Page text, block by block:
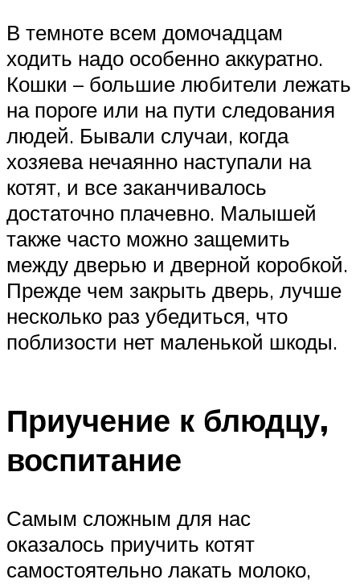
В темноте всем домочадцам
ходить надо особенно аккуратно.
Кошки – большие любители лежать
на пороге или на пути следования
людей. Бывали случаи, когда
хозяева нечаянно наступали на
котят, и все заканчивалось
достаточно плачевно. Малышей
также часто можно защемить
между дверью и дверной коробкой.
Прежде чем закрыть дверь, лучше
несколько раз убедиться, что
поблизости нет маленькой шкоды.
Приучение к блюдцу,
воспитание
Самым сложным для нас
оказалось приучить котят
самостоятельно лакать молоко,